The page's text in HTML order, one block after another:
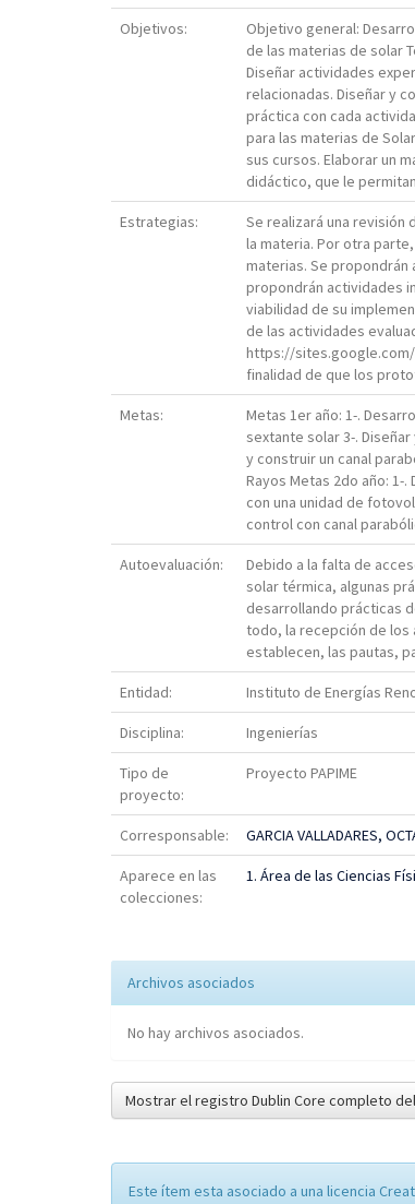
Objetivos:
Objetivo general:
de las materias de solar
Diseñar actividades
relacionadas. Diseñar y
práctica con cada
para las materias de
sus cursos. Elaborar un
didáctico, que le
Estrategias:
Se realizará una revisión
la materia. Por otra
materias. Se propondrán
propondrán actividades
viabilidad de su
de las actividades
https://sites.google.com/
finalidad de que los
Metas:
Metas 1er año: 1-.
sextante solar 3-.
y construir un canal
Rayos Metas 2do año:
con una unidad de
control con canal
Autoevaluación:
Debido a la falta de
solar térmica, algunas
desarrollando prácticas
todo, la recepción de los
establecen, las pautas,
Entidad: Instituto de Energías
Disciplina: Ingenierías
Tipo de
proyecto:
Proyecto PAPIME
Corresponsable: GARCIA VALLADARES,
Aparece en las
colecciones:
1. Área de las Ciencias
Archivos asociados
No hay archivos asociados.
Mostrar el registro Dublin Core completo
Este ítem esta asociado a una licencia